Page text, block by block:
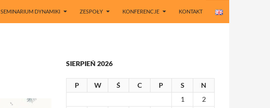
SEMINARIUM DYNAMIKI ZESPOŁY KONFERENCJE KONTAKT
SIERPIEŃ 2026
P W Ś C P S
N
1
2